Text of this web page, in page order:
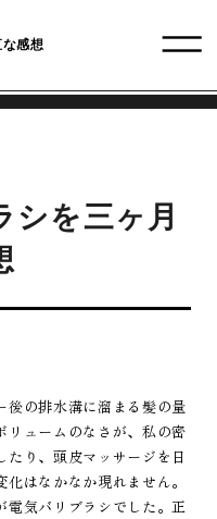
感想
シを三ヶ月
後の排水溝に溜まる髪の量
リュームのなさが、私の密
たり、頭皮マッサージを日
はなかなか現れません。
電気バリブラシでした。正